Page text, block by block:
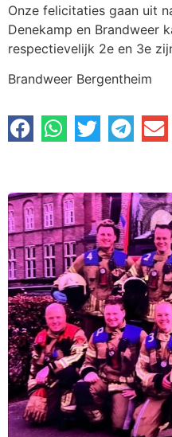
Onze felicitaties gaan uit
Denekamp en Brandweer
respectievelijk 2e en 3e
Brandweer Bergentheim